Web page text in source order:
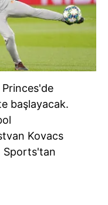
başlayacak.
Kovacs
Sports'tan